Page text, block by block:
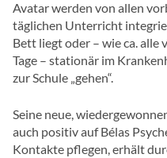
Avatar werden von allen
täglichen Unterricht
Bett liegt oder – wie ca.
Tage – stationär im
zur Schule „gehen“.
Seine neue,
auch positiv auf Bélas
Kontakte pflegen, erhält